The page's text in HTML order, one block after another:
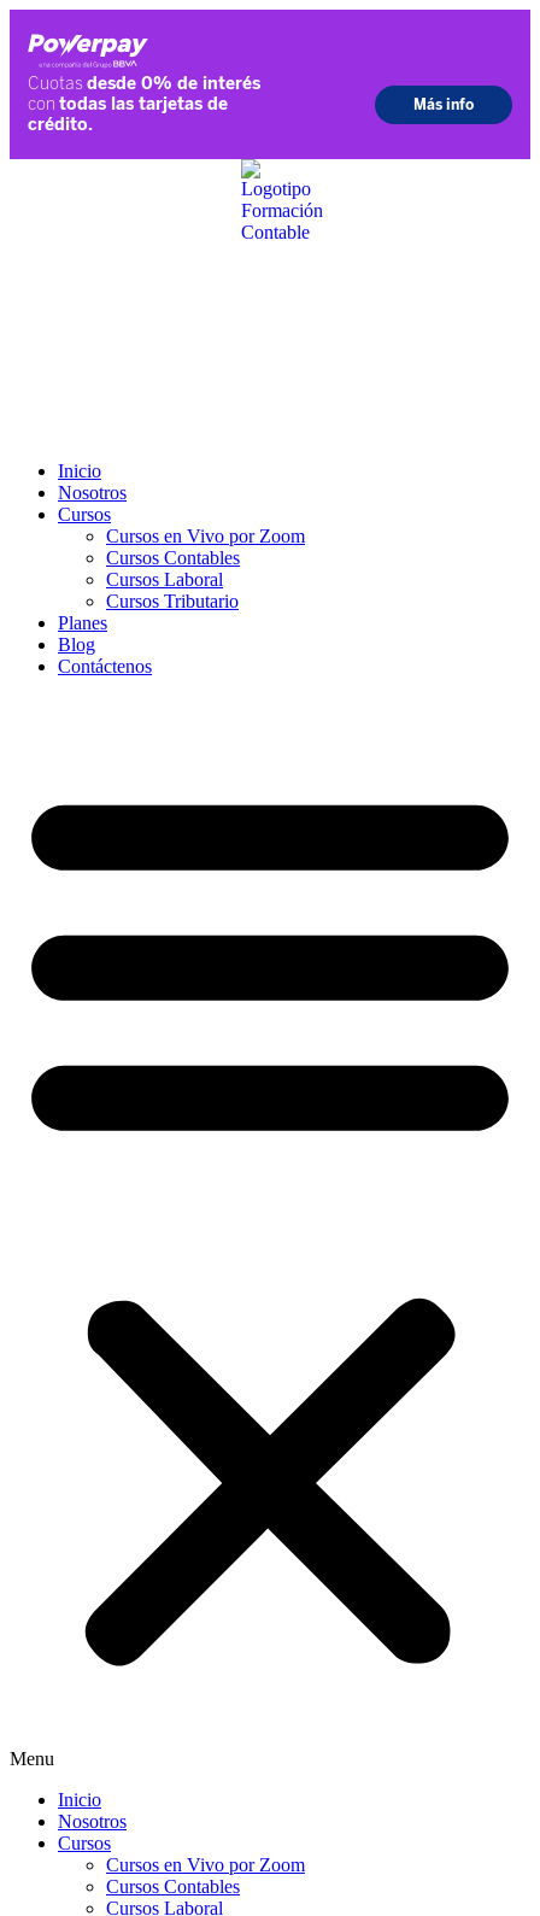
Inicio
Nosotros
Cursos
Cursos en Vivo por Zoom
Cursos Contables
Cursos Laboral
Cursos Tributario
Planes
Blog
Contáctenos
Menu
Inicio
Nosotros
Cursos
Cursos en Vivo por Zoom
Cursos Contables
Cursos Laboral